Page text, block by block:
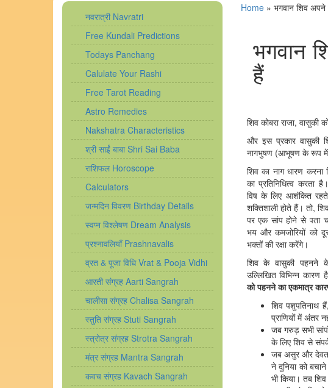
नवरात्री Navratri
Free Kundali Predictions
Todays Panchang
Calulate Your Rashi
Free Tarot Reading
Astro Remedies
Nakshatra Characteristics
श्री साईं बाबा Shri Sai Baba
राशिफल Horoscope
Calculators
जन्मदिन विवरण Birthday Details
स्वप्न विश्लेषण Dream Analysis
प्रश्नावलियाँ Prashnavalis
व्रत & पूजा विधि Vrat & Pooja Vidhi
आरती संग्रह Aarti Sangrah
चालीसा संग्रह Chalisa Sangrah
स्तुति संग्रह Stuti Sangrah
स्त्रोत्र संग्रह Strotra Sangrah
मंत्र संग्रह Mantra Sangrah
कवच संग्रह Kavach Sangrah
Home» भगवान शिव
भगवान
हैं
शिव कोबरा राजा, वासुकी
और इस प्रकार वासुकी
नागभुषण (आभूषण के रूप में
शिव का नाग धारण करना
का प्रतिनिधित्व करता
विष के लिए आशंकित
शक्तिशाली होते हैं। तो,
पर एक सांप होने से पता
भय और कमजोरियों को
भक्तों की रक्षा करेंगे।
शिव के वासुकी पहनने
उल्लिखित विभिन्न कारण
को पहनने का एकमात्र
शिव पशुपतिनाथ
प्राणियों में अंतर
जब गरुड़ सभी
के लिए शिव से
जब असुर और
ने दुनिया को
भी किया। तब शिव